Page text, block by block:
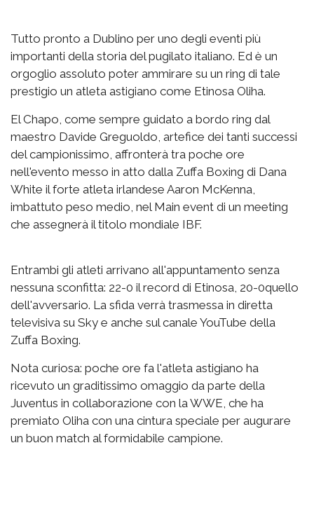
Tutto pronto a Dublino per uno degli eventi più
importanti della storia del pugilato italiano. Ed è un
orgoglio assoluto poter ammirare su un ring di tale
prestigio un atleta astigiano come Etinosa Oliha.
El Chapo, come sempre guidato a bordo ring dal
maestro Davide Greguoldo, artefice dei tanti successi
del campionissimo, affronterà tra poche ore
nell'evento messo in atto dalla Zuffa Boxing di Dana
White il forte atleta irlandese Aaron McKenna,
imbattuto peso medio, nel Main event di un meeting
che assegnerà il titolo mondiale IBF.
Entrambi gli atleti arrivano all'appuntamento senza
nessuna sconfitta: 22-0 il record di Etinosa, 20-0quello
dell'avversario. La sfida verrà trasmessa in diretta
televisiva su Sky e anche sul canale YouTube della
Zuffa Boxing.
Nota curiosa: poche ore fa l'atleta astigiano ha
ricevuto un graditissimo omaggio da parte della
Juventus in collaborazione con la WWE, che ha
premiato Oliha con una cintura speciale per augurare
un buon match al formidabile campione.